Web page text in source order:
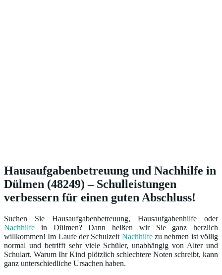
Hausaufgabenbetreuung und Nachhilfe in
Dülmen (48249) – Schulleistungen
verbessern für einen guten Abschluss!
Suchen Sie Hausaufgabenbetreuung, Hausaufgabenhilfe oder
Nachhilfe in Dülmen? Dann heißen wir Sie ganz herzlich
willkommen! Im Laufe der Schulzeit Nachhilfezu nehmen ist völlig
normal und betrifft sehr viele Schüler, unabhängig von Alter und
Schulart. Warum Ihr Kind plötzlich schlechtere Noten schreibt, kann
ganz unterschiedliche Ursachen haben.